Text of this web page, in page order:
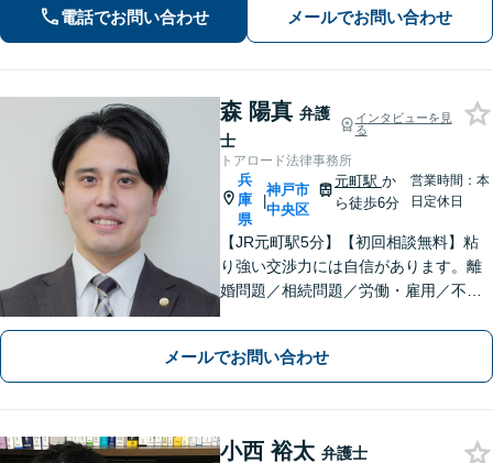
持ちを大切にしながら交渉します。
【Web相談可】【平日夜間可】【神戸
電話でお問い合わせ メールでお問い合わせ
森 陽真 弁護
士
インタビューを見
る
トアロード法律事務所
兵
庫
県
|
神戸市
中央区
元町駅 か
ら徒歩6分
営業時間：本
日定休日
【JR元町駅5分】【初回相談無料】粘
り強い交渉力には自信があります。離
婚問題／相続問題／労働・雇用／不動
を目指します！
メールでお問い合わせ
小西 裕太 弁護士